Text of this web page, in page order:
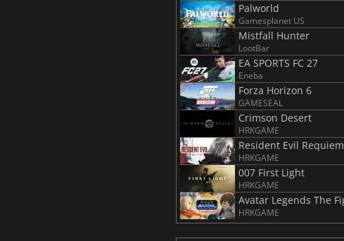
Palworld
Gamesplanet US
Mistfall Hunter
LootBar
EA SPORTS FC 27
Eneba
Forza Horizon 6
GAMESEAL
Crimson Desert
HRKGAME
Resident Evil Requiem
HRKGAME
007 First Light
HRKGAME
HRKGAME